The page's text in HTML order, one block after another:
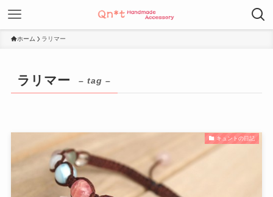
ホーム ラリマー
ラリマー – tag –
キュントの日記